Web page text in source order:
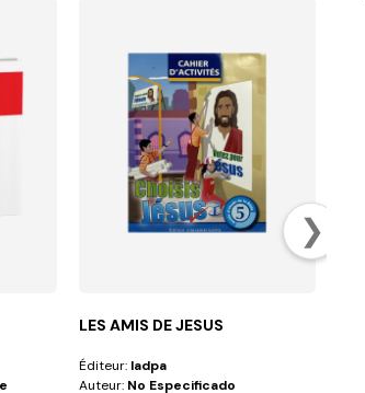
❯
LES AMIS DE JESUS
Éditeur: Iadpa
Auteur: No Especificado